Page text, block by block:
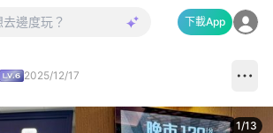
下載App
2025/12/17
1/13